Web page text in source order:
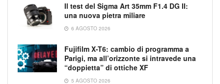
Il test del Sigma Art 35mm F1.4 DG II:
una nuova pietra miliare
6 AGOSTO 2026
Fujifilm X-T6: cambio di programma a
Parigi, ma all’orizzonte si intravede una
“doppietta” di ottiche XF
5 AGOSTO 2026